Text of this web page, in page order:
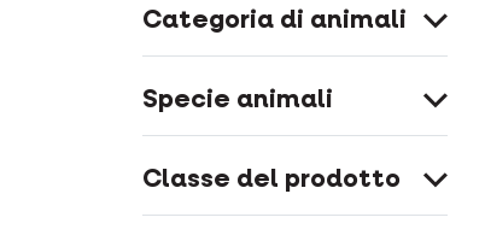
Categoria di animali
Specie animali
Classe del prodotto